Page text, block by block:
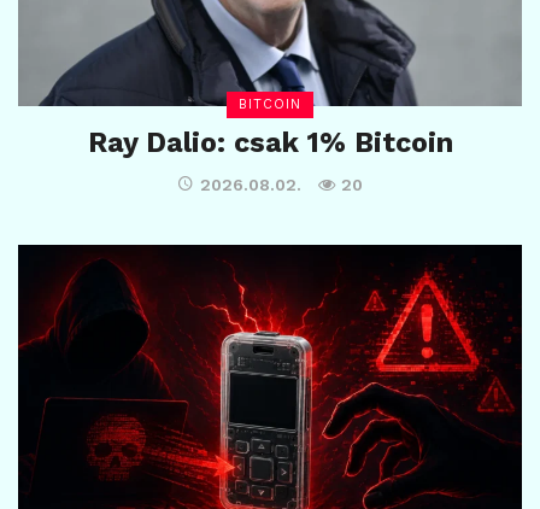
BITCOIN
Ray Dalio: csak 1% Bitcoin
2026.08.02. 20